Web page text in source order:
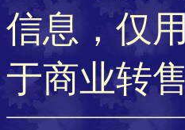
信息，仅
于商业转